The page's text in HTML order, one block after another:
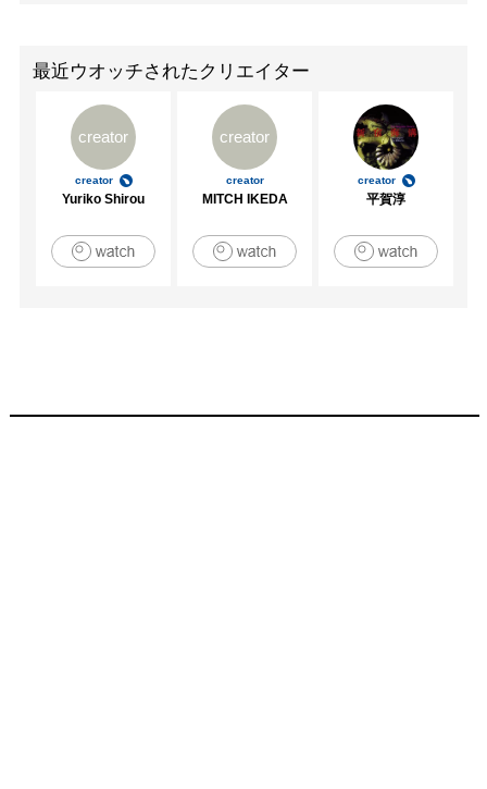
最近ウオッチされたクリエイター
creator
creator
Yuriko Shirou
creator
creator
MITCH IKEDA
creator
平賀淳